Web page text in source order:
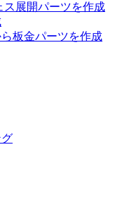
ス展開パーツを作成
板金パーツを作成